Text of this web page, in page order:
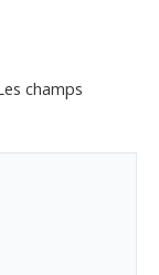
champs